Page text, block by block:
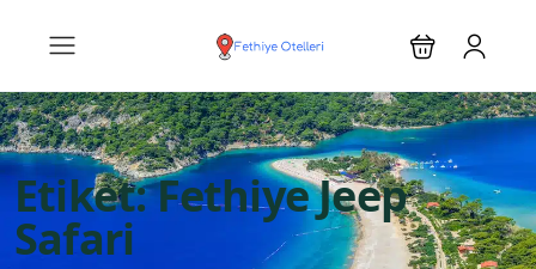
Etiket:Fethiye Jeep
Safari